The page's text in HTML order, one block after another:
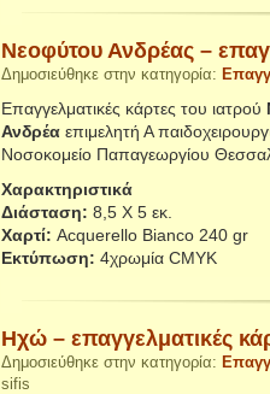
Νεοφύτου Ανδρέας –
Δημοσιεύθηκε στην κατηγορία:
Επαγγελματικές κάρτες του ιατρού
Ανδρέα επιμελητή Α
Νοσοκομείο Παπαγεωργίου
Χαρακτηριστικά
Διάσταση: 8,5 Χ 5 εκ.
Χαρτί: Acquerello Bianco 240 gr
Εκτύπωση: 4χρωμία CMYK
Ηχώ – επαγγελματικές
Δημοσιεύθηκε στην κατηγορία:
sifis